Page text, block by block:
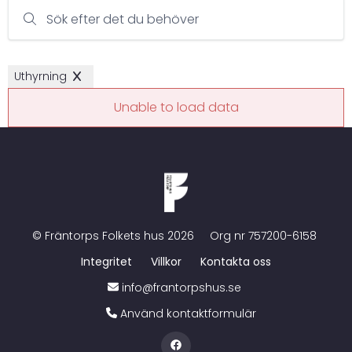
Sök efter det du behöver
Uthyrning
Unable to load data
© Fräntorps Folkets hus 2026 Org nr 757200-6158
Integritet
Villkor
Kontakta oss
info@frantorpshus.se
Använd kontaktformulär